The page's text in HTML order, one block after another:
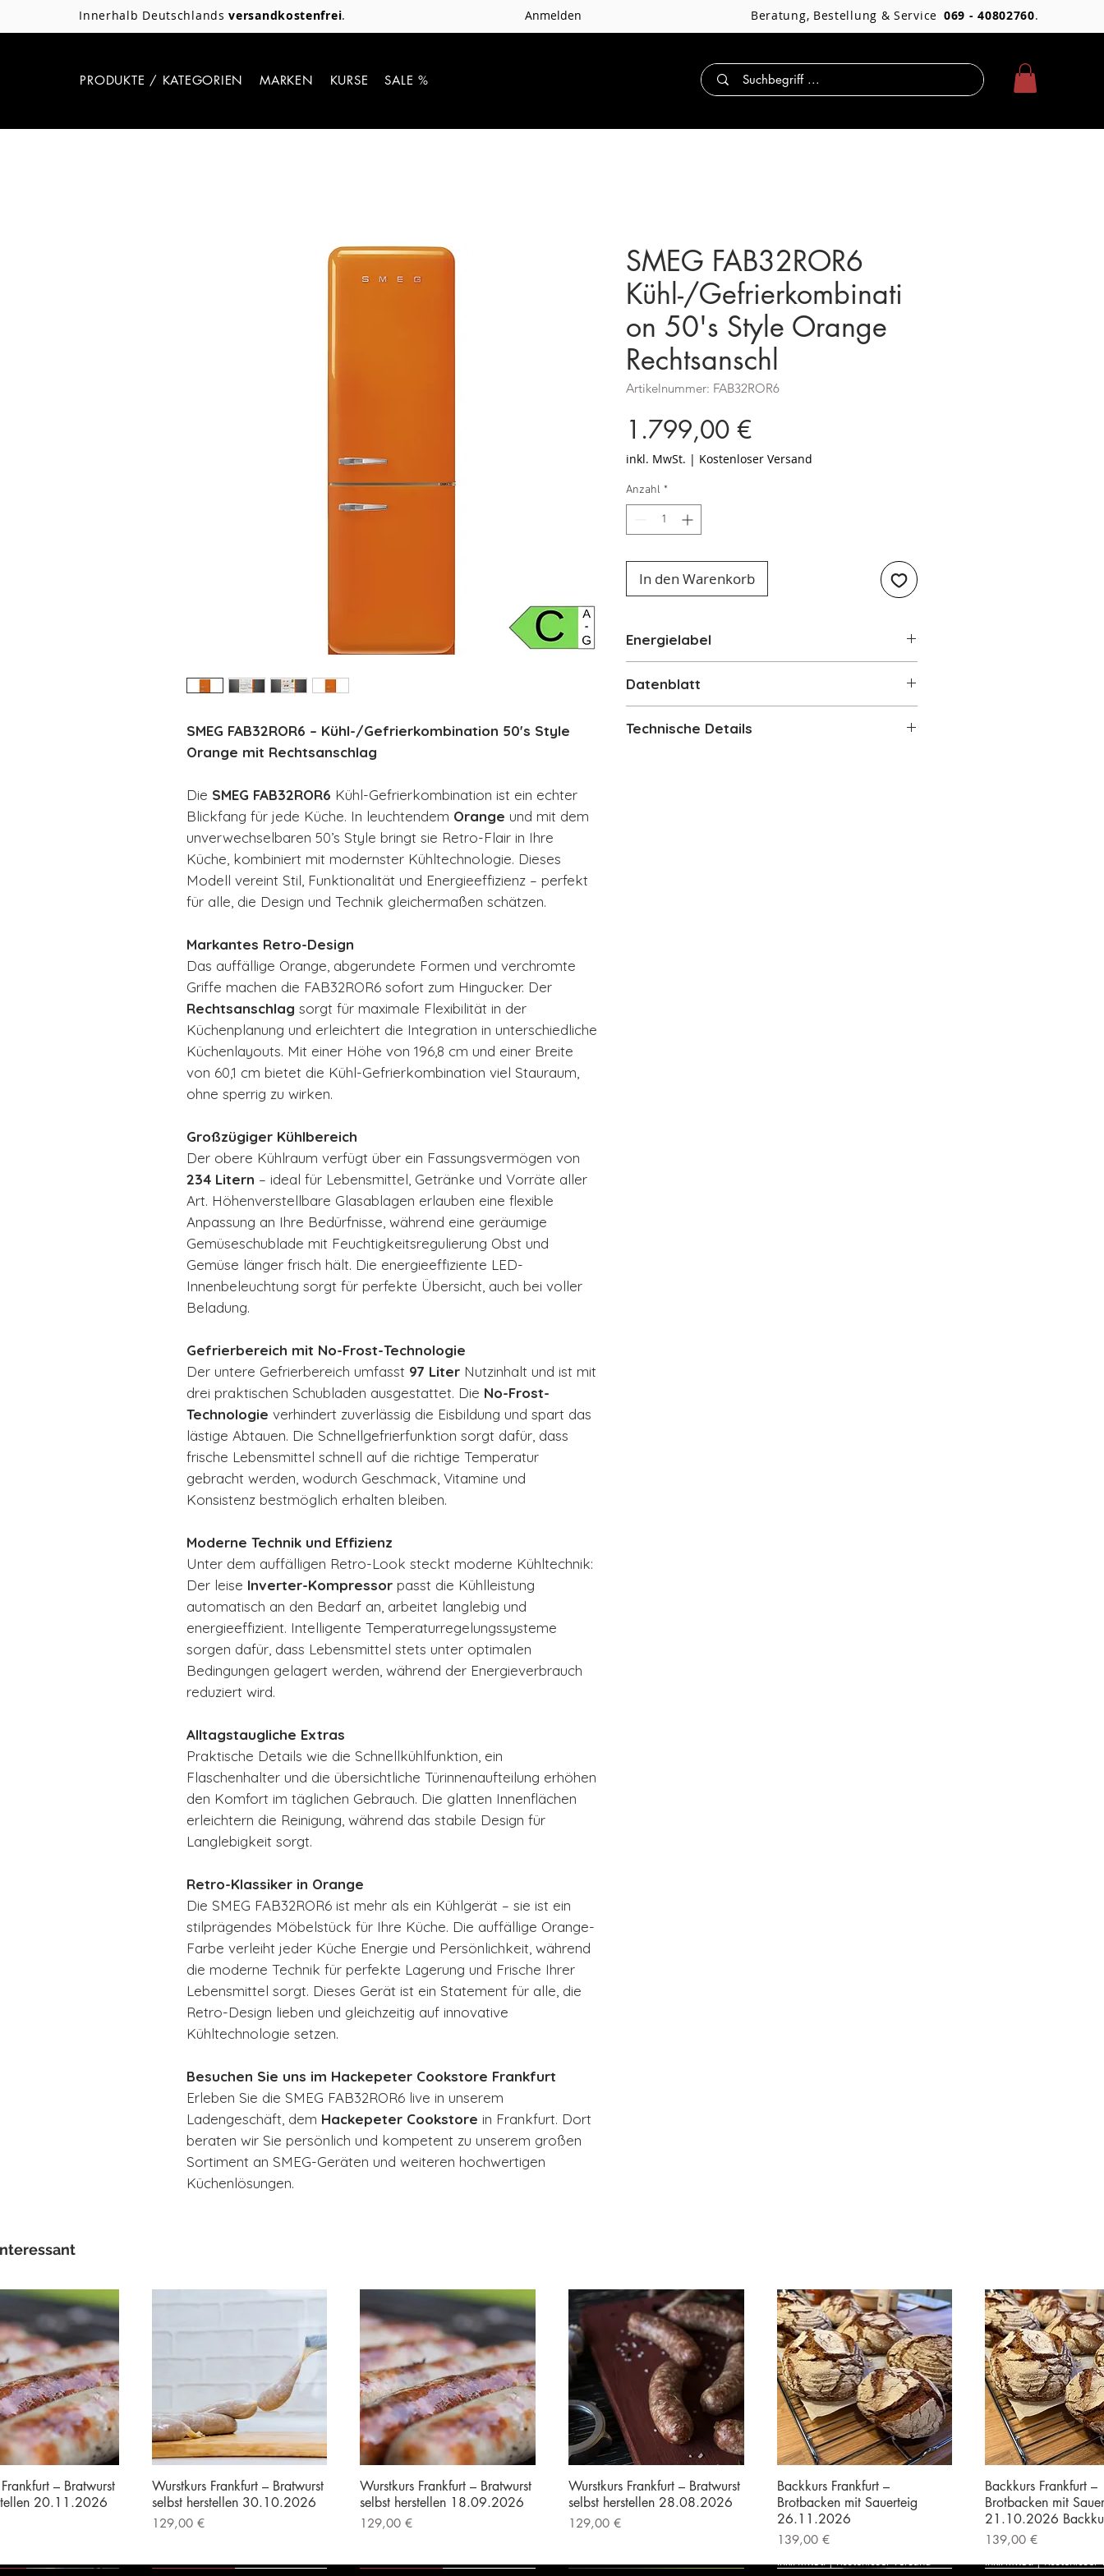
Innerhalb Deutschlandsversandkostenfrei. Anmelden Beratung, Bestellung & Service 069 - 40802760.
PRODUKTE / KATEGORIEN MARKEN KURSE SALE %
SMEG FAB32ROR6 – Kühl-/Gefrierkombination 50's Style
Orange mit Rechtsanschlag
Die SMEG FAB32ROR6 Kühl-Gefrierkombination ist ein echter
Blickfang für jede Küche. In leuchtendem Orange und mit dem
unverwechselbaren 50’s Style bringt sie Retro-Flair in Ihre
Küche, kombiniert mit modernster Kühltechnologie. Dieses
Modell vereint Stil, Funktionalität und Energieeffizienz – perfekt
für alle, die Design und Technik gleichermaßen schätzen.
Markantes Retro-Design
Das auffällige Orange, abgerundete Formen und verchromte
Griffe machen die FAB32ROR6 sofort zum Hingucker. Der
Rechtsanschlag sorgt für maximale Flexibilität in der
Küchenplanung und erleichtert die Integration in unterschiedliche
Küchenlayouts. Mit einer Höhe von 196,8 cm und einer Breite
von 60,1 cm bietet die Kühl-Gefrierkombination viel Stauraum,
ohne sperrig zu wirken.
Großzügiger Kühlbereich
Der obere Kühlraum verfügt über ein Fassungsvermögen von
234 Litern – ideal für Lebensmittel, Getränke und Vorräte aller
Art. Höhenverstellbare Glasablagen erlauben eine flexible
Anpassung an Ihre Bedürfnisse, während eine geräumige
Gemüseschublade mit Feuchtigkeitsregulierung Obst und
Gemüse länger frisch hält. Die energieeffiziente LED-
Innenbeleuchtung sorgt für perfekte Übersicht, auch bei voller
Beladung.
Gefrierbereich mit No-Frost-Technologie
Der untere Gefrierbereich umfasst 97 Liter Nutzinhalt und ist mit
drei praktischen Schubladen ausgestattet. Die No-Frost-
Technologie verhindert zuverlässig die Eisbildung und spart das
lästige Abtauen. Die Schnellgefrierfunktion sorgt dafür, dass
frische Lebensmittel schnell auf die richtige Temperatur
gebracht werden, wodurch Geschmack, Vitamine und
Konsistenz bestmöglich erhalten bleiben.
Moderne Technik und Effizienz
Unter dem auffälligen Retro-Look steckt moderne Kühltechnik:
Der leise Inverter-Kompressor passt die Kühlleistung
automatisch an den Bedarf an, arbeitet langlebig und
energieeffizient. Intelligente Temperaturregelungssysteme
sorgen dafür, dass Lebensmittel stets unter optimalen
Bedingungen gelagert werden, während der Energieverbrauch
reduziert wird.
Alltagstaugliche Extras
Praktische Details wie die Schnellkühlfunktion, ein
Flaschenhalter und die übersichtliche Türinnenaufteilung erhöhen
den Komfort im täglichen Gebrauch. Die glatten Innenflächen
erleichtern die Reinigung, während das stabile Design für
Langlebigkeit sorgt.
Retro-Klassiker in Orange
Die SMEG FAB32ROR6 ist mehr als ein Kühlgerät – sie ist ein
stilprägendes Möbelstück für Ihre Küche. Die auffällige Orange-
Farbe verleiht jeder Küche Energie und Persönlichkeit, während
die moderne Technik für perfekte Lagerung und Frische Ihrer
Lebensmittel sorgt. Dieses Gerät ist ein Statement für alle, die
Retro-Design lieben und gleichzeitig auf innovative
Kühltechnologie setzen.
Besuchen Sie uns im Hackepeter Cookstore Frankfurt
Erleben Sie die SMEG FAB32ROR6 live in unserem
Ladengeschäft, dem Hackepeter Cookstore in Frankfurt. Dort
beraten wir Sie persönlich und kompetent zu unserem großen
Sortiment an SMEG-Geräten und weiteren hochwertigen
Küchenlösungen.
SMEG FAB32ROR6
Kühl-/Gefrierkombinati
on 50's Style Orange
Rechtsanschl
Artikelnummer: FAB32ROR6
1.799,00 €Preis
inkl. MwSt. | Kostenloser Versand
Anzahl *
In den Warenkorb
Energielabel
Datenblatt
Technische Details
– Bratwurst
20.11.2026
Wurstkurs Frankfurt – Bratwurst
selbst herstellen 30.10.2026
Preis
129,00 €
Wurstkurs Frankfurt – Bratwurst
selbst herstellen 18.09.2026
Preis
129,00 €
Wurstkurs Frankfurt – Bratwurst
selbst herstellen 28.08.2026
Preis
129,00 €
Backkurs Frankfurt –
Brotbacken mit Sauerteig
26.11.2026
Preis
139,00 €
Backkurs Frankfurt –
Brotbacken mit
21.10.2026
Preis
139,00 €